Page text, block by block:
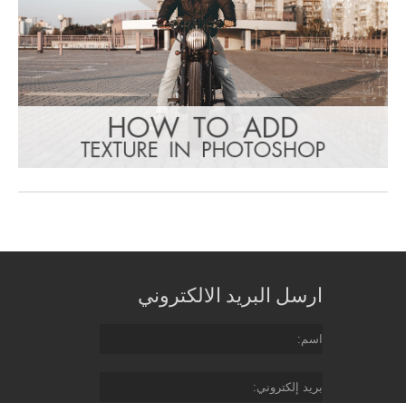
ارسل البريد الالكتروني
اسم
بريد إلكتروني